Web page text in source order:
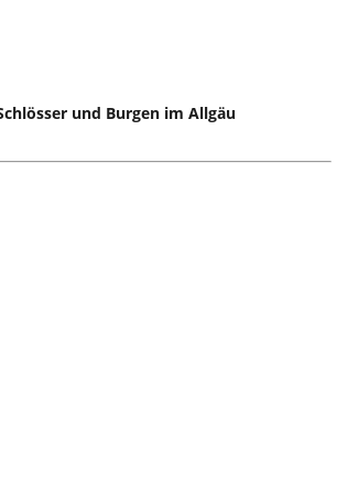
und Burgen im Allgäu